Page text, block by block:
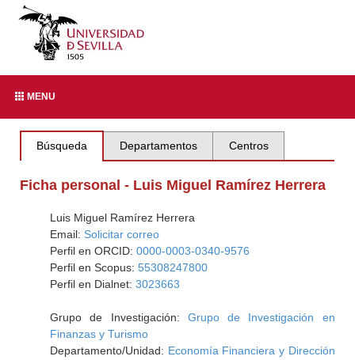
MENU
Búsqueda Departamentos Centros
Ficha personal - Luis Miguel Ramírez Herrera
Luis Miguel Ramírez Herrera
Email: Solicitar correo
Perfil en ORCID: 0000-0003-0340-9576
Perfil en Scopus: 55308247800
Perfil en Dialnet: 3023663
Grupo de Investigación: Grupo de Investigación en
Finanzas y Turismo
Departamento/Unidad: Economía Financiera y Dirección